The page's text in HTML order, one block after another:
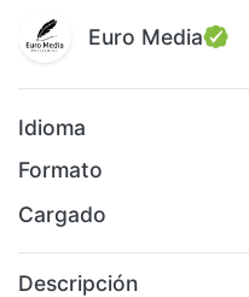
Euro Media
Idioma
Formato
Cargado
Descripción